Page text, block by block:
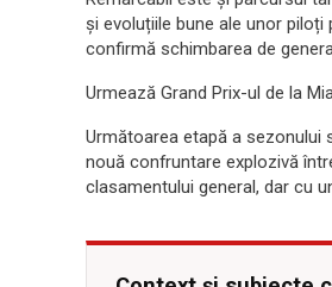
și evoluțiile bune ale unor piloți
confirmă schimbarea de
Urmează Grand Prix-ul de la
Următoarea etapă a sezonului
nouă confruntare explozivă
clasamentului general, dar cu